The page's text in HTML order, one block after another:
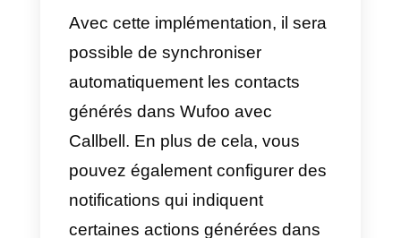
stratégies de communication
utilisées.
Comment intégrer
WhatsApp à Wufoo –
Méthode principale